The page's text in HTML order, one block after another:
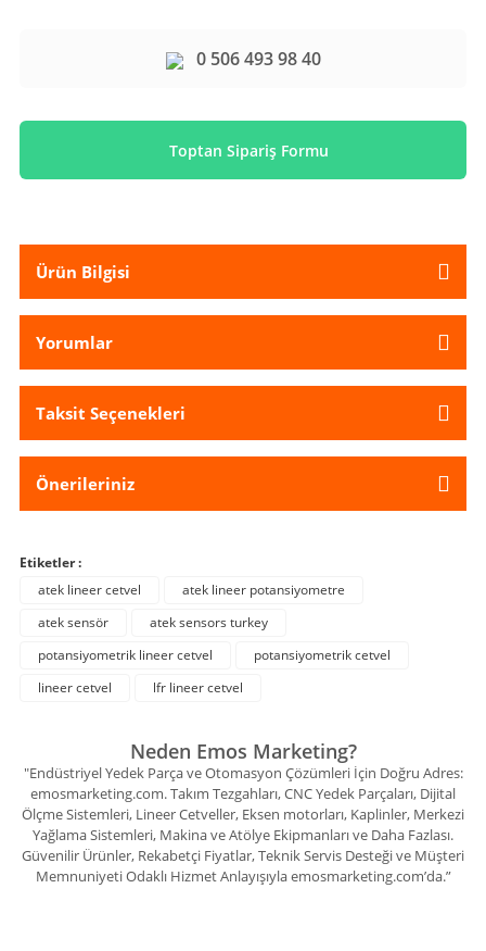
0 506 493 98 40
Toptan Sipariş Formu
Ürün Bilgisi
Yorumlar
Taksit Seçenekleri
Önerileriniz
Etiketler :
atek lineer cetvel
atek lineer potansiyometre
atek sensör
atek sensors turkey
potansiyometrik lineer cetvel
potansiyometrik cetvel
lineer cetvel
lfr lineer cetvel
Neden Emos Marketing?
"Endüstriyel Yedek Parça ve Otomasyon Çözümleri İçin Doğru Adres:
emosmarketing.com. Takım Tezgahları, CNC Yedek Parçaları, Dijital
Ölçme Sistemleri, Lineer Cetveller, Eksen motorları, Kaplinler, Merkezi
Yağlama Sistemleri, Makina ve Atölye Ekipmanları ve Daha Fazlası.
Güvenilir Ürünler, Rekabetçi Fiyatlar, Teknik Servis Desteği ve Müşteri
Memnuniyeti Odaklı Hizmet Anlayışıyla emosmarketing.com’da.”